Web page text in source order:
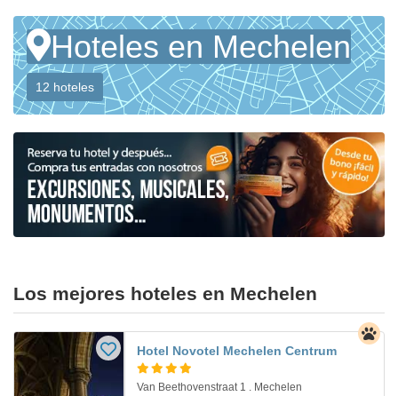
Hoteles en Mechelen
12 hoteles
Los mejores hoteles en Mechelen
Hotel Novotel Mechelen Centrum
Van Beethovenstraat 1 . Mechelen